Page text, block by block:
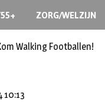
ZORG/WELZIJN
Walking Footballen!
10:13